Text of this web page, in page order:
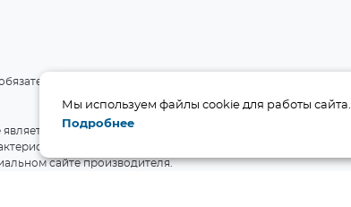
публичной офертой (ст. 437 ГК
и комплект поставки без
сайте производителя.
Мы используем файлы cookie для работы сайта.
Подробнее